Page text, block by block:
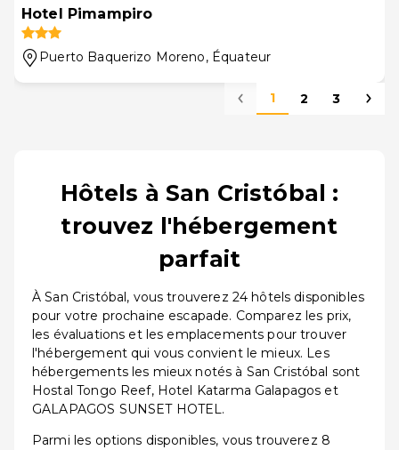
Hotel Pimampiro
Puerto Baquerizo Moreno, Équateur
1 2 3
Hôtels à San Cristóbal :
trouvez l'hébergement
parfait
À San Cristóbal, vous trouverez 24 hôtels disponibles
pour votre prochaine escapade. Comparez les prix,
les évaluations et les emplacements pour trouver
l'hébergement qui vous convient le mieux. Les
hébergements les mieux notés à San Cristóbal sont
Hostal Tongo Reef, Hotel Katarma Galapagos et
GALAPAGOS SUNSET HOTEL.
Parmi les options disponibles, vous trouverez 8